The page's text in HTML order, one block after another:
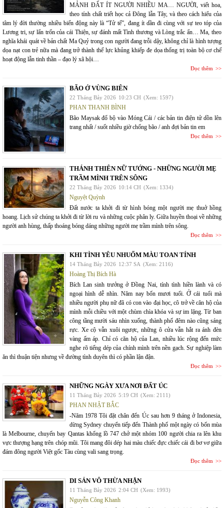
MẢNH ĐẤT ÍT NGƯỜI NHIỀU MA… NGƯỜI, viết hoa,
theo tính chất triết học cả Đông lẫn Tây, và theo cách hiểu của
tâm lý đời thường nhiều biến động này là “Tử tế”, đang ít dần đi cùng với sự teo tóp của
Lương tri, sự lẩn trốn của cái Thiện, sự đánh mất Tình thương và Lòng trắc ẩn… Ma, theo
nghĩa khái quát về bản chất Ma Quỷ trong con người đang trỗi dậy, không chỉ là hình tượng
dọa nạt con trẻ nữa mà đang trở thành thế lực khủng khiếp đe dọa thống trị toàn bộ cơ chế
hoạt động lẫn tinh thần – đạo lý xã hội…
Đọc thêm
BÃO Ở VÙNG BIÊN
22 Tháng Bảy 2026 10:23 CH (Xem: 1597)
PHAN THANH BÌNH
Bão Maysak đổ bộ vào Móng Cái / các bản tin điện tử dồn lên
trang nhất / suốt nhiều giờ chống bão / anh đợi bản tin em
Đọc thêm
THÁNH THIÊN NỮ TƯỚNG - NHỮNG NGƯỜI MẸ
TRẦM MÌNH TRÊN SÔNG
22 Tháng Bảy 2026 10:14 CH (Xem: 1334)
Nguyệt Quỳnh
Đất nước ta khởi đi từ hình bóng một người mẹ thuở hồng
hoang. Lịch sử chúng ta khởi đi từ lời ru và những cuộc phân ly. Giữa huyền thoại về những
người anh hùng, thấp thoáng bóng dáng những người mẹ trầm mình trên sông.
Đọc thêm
KHI TÌNH YÊU NHUỐM MÀU TOAN TÍNH
14 Tháng Bảy 2026 12:37 SA (Xem: 2116)
Hoàng Thị Bích Hà
Bích Lan sinh trưởng ở Đồng Nai, tính tình hiền lành và có
ngoại hình dễ nhìn. Năm nay bốn mươi tuổi. Ở cái tuổi mà
nhiều người phụ nữ đã có con vào đại học, cô trở về căn hộ của
mình mỗi chiều với một chùm chìa khóa và sự im lặng. Từ ban
công tầng mười sáu nhìn xuống, thành phố đêm nào cũng sáng
rực. Xe cộ vẫn xuôi ngược, những ô cửa vẫn hắt ra ánh đèn
vàng ấm áp. Chỉ có căn hộ của Lan, nhiều lúc rộng đến mức
nghe rõ tiếng dép của chính mình trên nền gạch. Sự nghiệp làm
ăn thì thuận tiện nhưng về đường tình duyên thì có phần lận đận.
Đọc thêm
NHỮNG NGÀY XƯA NƠI ĐẤT ÚC
11 Tháng Bảy 2026 5:19 CH (Xem: 2111)
PHAN NHẬT BẮC
-Năm 1978 Tôi đặt chân đến Úc sau hơn 9 tháng ở Indonesia,
dừng Sydney chuyển tiếp đến Thành phố một ngày có bốn mùa
là Melbourne, chuyến bay Qantas khổng lồ 747 chở một nhóm 100 người chia ra lên khu
vực thượng hạng trên chóp mũi. Tôi mang đôi dép hai màu chiếc đực chiếc cái đi bơ vơ giữa
đám đông người Việt gốc Tàu cùng vali sang trọng.
Đọc thêm
DI SẢN VÔ THỪA NHẬN
11 Tháng Bảy 2026 2:04 CH (Xem: 1993)
Nguyễn Công Khanh